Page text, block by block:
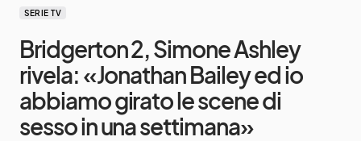
SERIE TV
Bridgerton 2, Simone Ashley
rivela: «Jonathan Bailey ed io
abbiamo girato le scene di
sesso in una settimana»